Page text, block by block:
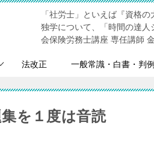
「社労士」といえば『資格
独学について、「時間の達
会保険労務士講座 専任講師
法改正 一般常識・白書・判例
を１度は音読